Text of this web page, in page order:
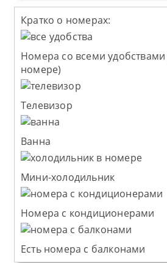
Кратко о номерах:
Номера со всеми удобствами
номере)
Телевизор
Ванна
Мини-холодильник
Номера с кондиционерами
Есть номера с балконами